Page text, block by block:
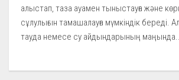
алыстап, таза ауамен тыныстауға және
сұлулығын тамашалауға мүмкіндік береді.
тауда немесе су айдындарының